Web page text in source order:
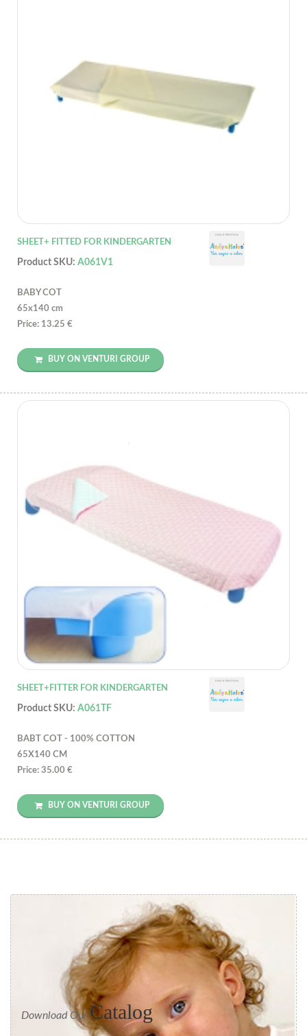
SHEET+ FITTED FOR KINDERGARTEN
Product SKU: A061V1
BABY COT
65x140 cm
Price: 13.25 €
BUY ON VENTURI GROUP
SHEET+FITTER FOR KINDERGARTEN
Product SKU: A061TF
BABT COT - 100% COTTON
65X140 CM
Price: 35.00 €
BUY ON VENTURI GROUP
Download Our Catalog